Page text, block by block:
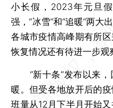
小长假，2023年元旦
强，“冰雪”和“追暖”两大
各城市疫情高峰期有所
恢复情况还有待进一步观
“新十条”发布以来，
暖。但受各地放开后的
班量从12月下半月开始